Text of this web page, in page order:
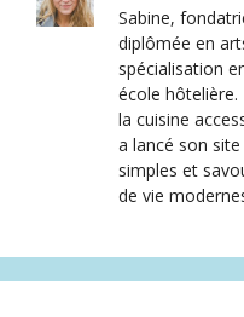
Sabine,
diplômée en
spécialisation
école hôtelière.
la cuisine
a lancé son
simples et
de vie